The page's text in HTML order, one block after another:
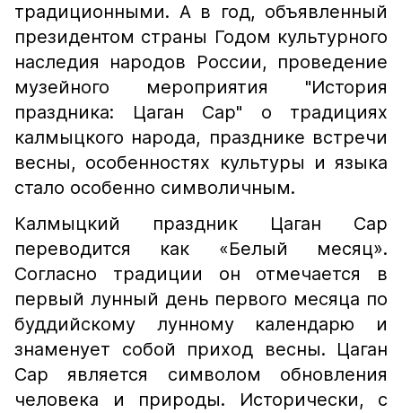
традиционными. А в год, объявленный
президентом страны Годом культурного
наследия народов России, проведение
музейного мероприятия "История
праздника: Цаган Сар" о традициях
калмыцкого народа, празднике встречи
весны, особенностях культуры и языка
стало особенно символичным.
Калмыцкий праздник Цаган Сар
переводится как «Белый месяц».
Согласно традиции он отмечается в
первый лунный день первого месяца по
буддийскому лунному календарю и
знаменует собой приход весны. Цаган
Сар является символом обновления
человека и природы. Исторически, с